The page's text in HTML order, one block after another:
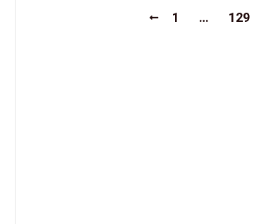
1 … 129